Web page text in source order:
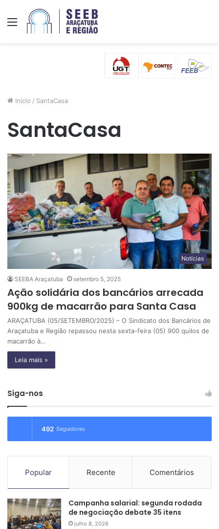
Menu
Início / SantaCasa
SantaCasa
Notícias
SEEBA Araçatuba setembro 5, 2025
Ação solidária dos bancários arrecada
900kg de macarrão para Santa Casa
ARAÇATUBA (05/SETEMBRO/2025) – O Sindicato dos Bancários de
Araçatuba e Região repassou nesta sexta-feira (05) 900 quilos de
macarrão à…
Leia mais »
Siga-nos
492 Seguidores
Popular Recente Comentários
Campanha salarial: segunda rodada
de negociação debate 35 itens
julho 8, 2026